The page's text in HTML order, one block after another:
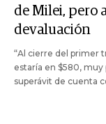
de Milei, pero
devaluación
“Al cierre del primer
estaría en $580,
superávit de cuenta